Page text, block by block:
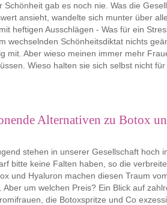
Schönheit gab es noch nie. Was die
ansieht, wandelte sich munter über
heftigen Ausschlägen - Was für ein
wechselnden Schönheitsdiktat nichts
mit. Aber wieso meinen immer mehr
Wieso halten sie sich selbst nicht für
Alternativen zu Botox
stehen in unserer Gesellschaft hoch
bitte keine Falten haben, so die
und Hyaluron machen diesen Traum
um welchen Preis? Ein Blick auf
die Botoxspritze und Co